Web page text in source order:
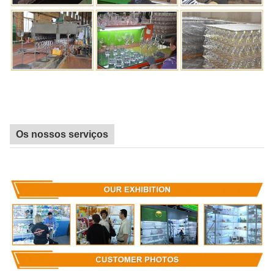
Os nossos serviços